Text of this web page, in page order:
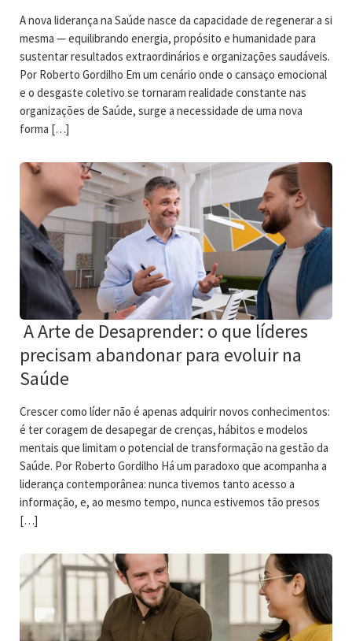
A nova liderança na Saúde nasce da capacidade de regenerar a si
mesma — equilibrando energia, propósito e humanidade para
sustentar resultados extraordinários e organizações saudáveis.
Por Roberto Gordilho Em um cenário onde o cansaço emocional
e o desgaste coletivo se tornaram realidade constante nas
organizações de Saúde, surge a necessidade de uma nova
forma […]
A Arte de Desaprender: o que líderes
precisam abandonar para evoluir na
Saúde
Crescer como líder não é apenas adquirir novos conhecimentos:
é ter coragem de desapegar de crenças, hábitos e modelos
mentais que limitam o potencial de transformação na gestão da
Saúde. Por Roberto Gordilho Há um paradoxo que acompanha a
liderança contemporânea: nunca tivemos tanto acesso a
informação, e, ao mesmo tempo, nunca estivemos tão presos
[…]